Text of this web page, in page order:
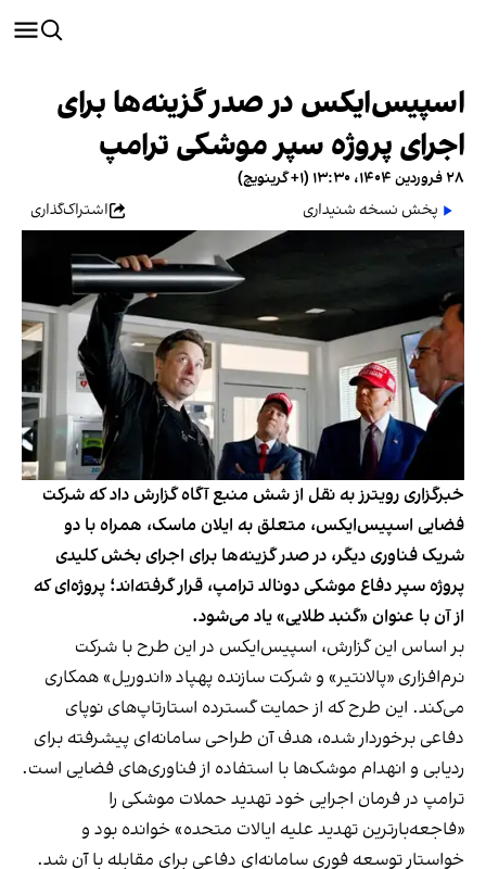
اسپیس‌ایکس در صدر گزینه‌ها برای
اجرای پروژه سپر موشکی ترامپ
۲۸ فروردین ۱۴۰۴، ۱۳:۳۰ (‎+۱ گرینویچ)
پخش نسخه شنیداری
اشتراک‌گذاری
خبرگزاری رویترز به نقل از شش منبع آگاه گزارش داد که شرکت
فضایی اسپیس‌ایکس، متعلق به ایلان ماسک، همراه با دو
شریک فناوری دیگر، در صدر گزینه‌ها برای اجرای بخش کلیدی
پروژه سپر دفاع موشکی دونالد ترامپ، قرار گرفته‌اند؛ پروژه‌ای که
از آن با عنوان «گنبد طلایی» یاد می‌شود.
بر اساس این گزارش، اسپیس‌ایکس در این طرح با شرکت
نرم‌افزاری «پالانتیر» و شرکت سازنده پهپاد «اندوريل» همکاری
می‌کند. این طرح که از حمایت گسترده استارتاپ‌های نوپای
دفاعی برخوردار شده، هدف آن طراحی سامانه‌ای پیشرفته برای
ردیابی و انهدام موشک‌ها با استفاده از فناوری‌های فضایی است.
ترامپ در فرمان اجرایی خود تهدید حملات موشکی را
«فاجعه‌بارترین تهدید علیه ایالات متحده» خوانده بود و
خواستار توسعه فوری سامانه‌ای دفاعی برای مقابله با آن شد.